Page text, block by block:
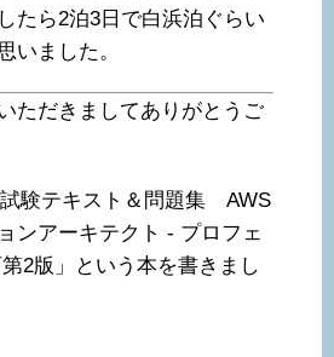
たら2泊3日で白浜泊ぐらい
いました。
ただきましてありがとうご
試験テキスト＆問題集 AWS
ンアーキテクト - プロフェ
2版」という本を書きまし